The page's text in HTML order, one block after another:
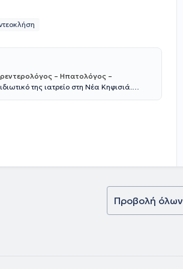
– Ηπατολόγος –
της ιατρείο στη Νέα Κηφισιά.
Ιατρικής. Το 2015 ολοκλήρωσε επιτυχώς το
Sorbonne - Université Pierre- et-Marie-
Ελλάδα και ξεκίνησε την ειδίκευσή της
Προβολή όλων